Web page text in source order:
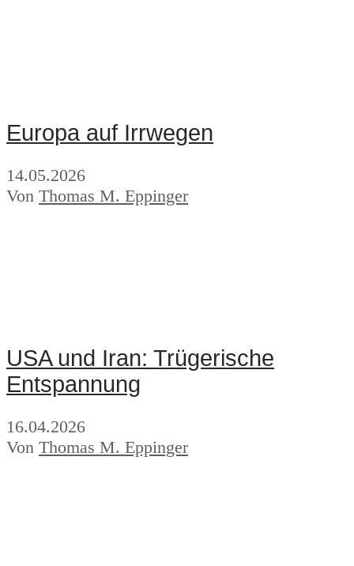
Europa auf Irrwegen
14.05.2026
Von Thomas M. Eppinger
USA und Iran: Trügerische
Entspannung
16.04.2026
Von Thomas M. Eppinger